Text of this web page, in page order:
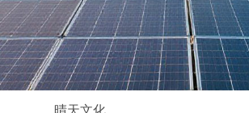
晴天文化